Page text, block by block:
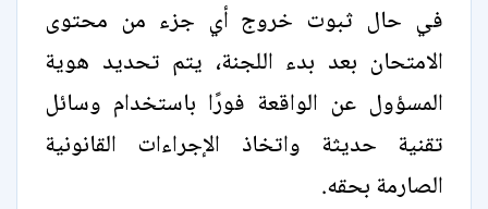
في حال ثبوت خروج أي جزء من محتوى
الامتحان بعد بدء اللجنة، يتم تحديد هوية
المسؤول عن الواقعة فورًا باستخدام وسائل
تقنية حديثة واتخاذ الإجراءات القانونية
الصارمة بحقه.